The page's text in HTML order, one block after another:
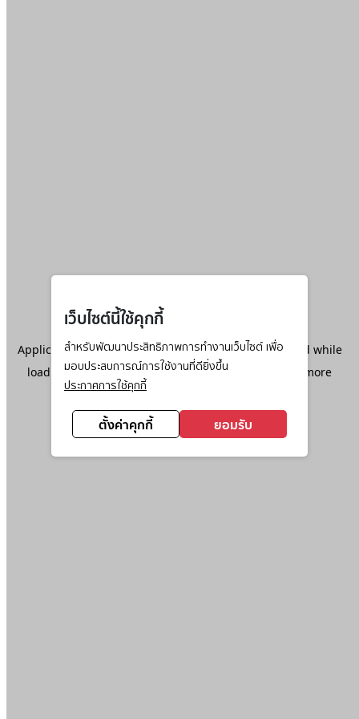
เว็บไซต์นี้ใช้คุกกี้
สำหรับพัฒนาประสิทธิภาพการทำงานเว็บไซต์ เพื่อ
มอบประสบการณ์การใช้งานที่ดียิ่งขึ้น
ประกาศการใช้คุกกี้
ตั้งค่าคุกกี้ ยอมรับ
Application error: aclient-side exception has occurred while
loadingwww.ktc.co.th(see the browser console
for more
information).